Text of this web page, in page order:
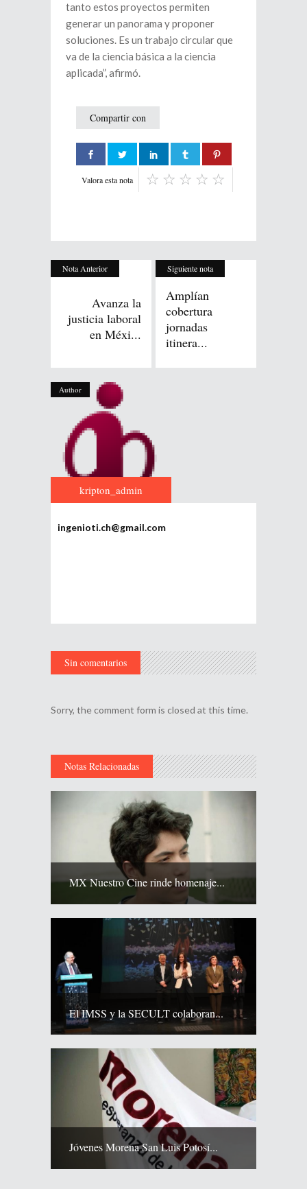
tanto estos proyectos permiten
generar un panorama y proponer
soluciones. Es un trabajo circular que
va de la ciencia básica a la ciencia
aplicada”, afirmó.
Compartir con
Valora esta nota
Nota Anterior
Avanza la
justicia laboral
en Méxi...
Siguiente nota
Amplían
cobertura
jornadas
itinera...
Author
kripton_admin
ingenioti.ch@gmail.com
Sin comentarios
Sorry, the comment form is closed at this time.
Notas Relacionadas
MX Nuestro Cine rinde homenaje...
El IMSS y la SECULT colaboran...
Jóvenes Morena San Luis Potosí...